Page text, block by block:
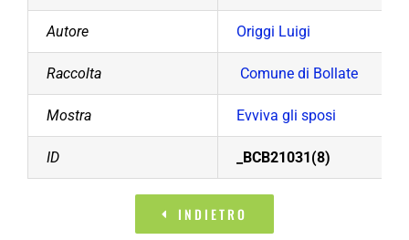
Autore Origgi Luigi
Raccolta Comune di Bollate
Mostra Evviva gli sposi
ID _BCB21031(8)
INDIETRO